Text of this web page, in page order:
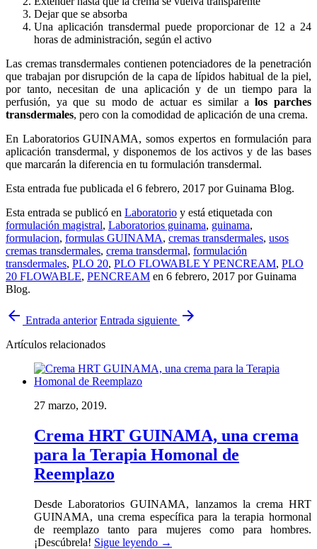
Dejar que se absorba
Una aplicación transdermal puede proporcionar de 12 a 24
horas de administración, según el activo
Las cremas transdermales contienen potenciadores de la penetración
que trabajan por disrupción de la capa de lípidos habitual de la piel,
por tanto, necesitan de una aplicación y de un tiempo para la
perfusión, ya que su modo de actuar es similar alos parches
transdermales, pero con la comodidad de aplicación de una crema.
En Laboratorios GUINAMA, somos expertos en formulación para
aplicación transdermal, y disponemos de los activos y de las bases
que marcarán la diferencia en tu formulación transdermal.
Esta entrada fue publicada el 6 febrero, 2017 por Guinama Blog.
Esta entrada se publicó en Laboratorio y está etiquetada con
formulación magistral, Laboratorios guinama, guinama,
formulacion, formulas GUINAMA, cremas transdermales, usos
cremas transdermales, crema transdermal, formulación
transdermales, PLO 20, PLO FLOWABLE Y PENCREAM, PLO
20 FLOWABLE, PENCREAM en 6 febrero, 2017 por Guinama
Blog.
arrow_back Entrada anterior Entrada siguiente arrow_forward
Artículos relacionados
27 marzo, 2019.
Crema HRT GUINAMA, una crema
para la Terapia Homonal de
Reemplazo
Desde Laboratorios GUINAMA, lanzamos la crema HRT
GUINAMA, una crema específica para la terapia hormonal
de reemplazo tanto para mujeres como para hombres.
¡Descúbrela! Sigue leyendo →